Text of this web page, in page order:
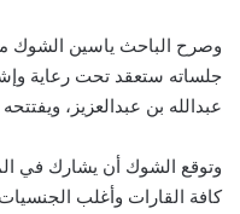
وصرح الباحث ياسين الشوك
جلساته ستعقد تحت رعاية
عبدالله بن عبدالعزيز،
كافة القارات وأغلب